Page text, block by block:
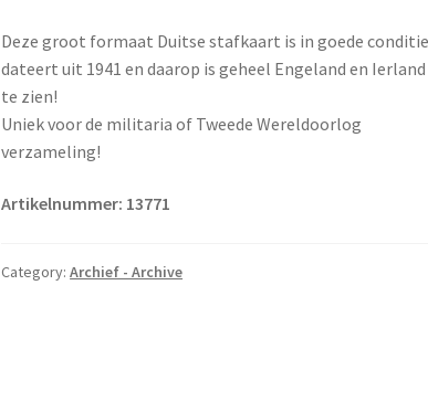
Deze groot formaat Duitse stafkaart is in goede
dateert uit 1941 en daarop is geheel Engeland en
te zien!
Uniek voor de militaria of Tweede Wereldoorlog
verzameling!
Artikelnummer: 13771
Category:Archief - Archive